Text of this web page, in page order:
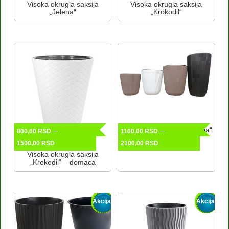
Visoka okrugla saksija
„Jelena“
je
bila:
je:
Visoka okrugla saksija
„Krokodil“
je
bila:
cena
je:
Visoka okrugla saksija
„Krokodil“ – domaca
800,00 RSD –
1500,00 RSDRaspon
cena:
od
1500,00 RSD
Ovaj
ima
više
varijanti.
Visoka okrugla saksija „Noa“
1100,00 RSD –
2100,00 RSDRaspon
cena:
2100,00 RSD
mogu
biti
Akcija! Akcija!